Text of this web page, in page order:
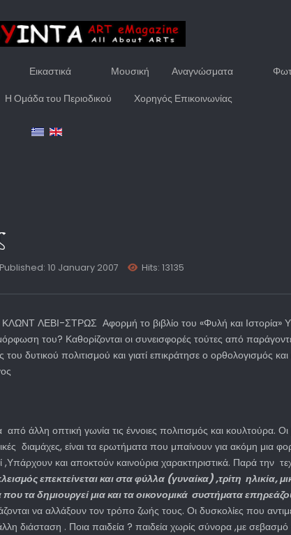
Εικαστικά Μουσική Αναγνώσματα
Η Ομάδα του Περιοδικού Χορηγός Επικοινωνίας
Published: 10 January 2007 Hits: 13135
ΛΕΒΙ-ΣΤΡΩΣ Αφορμή το βιβλίο του «Φυλή και Ιστορία»
του? Καθορίζονται οι συνεισφορές τούτες από
δυτικού πολιτισμού και γιατί επικράτησε ο ορθολογισμός
άλλη οπτική γωνία τις έννοιες πολιτισμός και κουλτούρα.
διαμάχες, είναι τα ερωτήματα που μπαίνουν για ακόμη μια
και αποκτούν καινούρια χαρακτηριστικά. Παρά την
επεκτείνεται και στα φύλλα (γυναίκα) ,τρίτη ηλικία,
τα δημιουργεί μια και τα οικονομικά συστήματα
να αλλάξουν τον τρόπο ζωής τους. Οι δυσκολίες που
διάσταση . Ποια παιδεία ? παιδεία χωρίς σύνορα ,με